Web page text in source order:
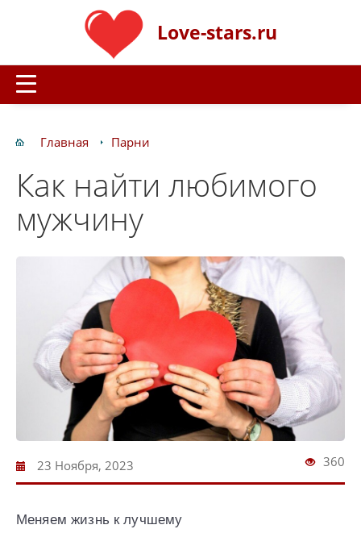
Love-stars.ru
Главная Парни
Как найти любимого
мужчину
23 Ноября, 2023 360
Меняем жизнь к лучшему